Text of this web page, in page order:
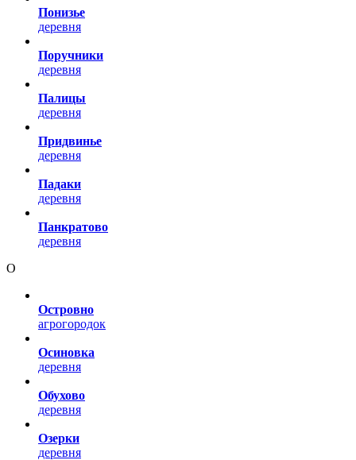
Понизье
деревня
Поручники
деревня
Палицы
деревня
Придвинье
деревня
Падаки
деревня
Панкратово
деревня
О
Островно
агрогородок
Осиновка
деревня
Обухово
деревня
Озерки
деревня